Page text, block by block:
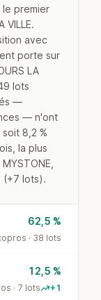
le premier
VILLE.
avec
porte sur
LA
lots
—
— n'ont
8,2 %
la plus
(+7 lots).
62,5 %
· 38 lots
12,5 %
· 7 lots +1